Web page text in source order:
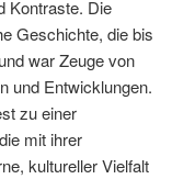
Kontraste. Die
Geschichte, die bis
war Zeuge von
und Entwicklungen.
zu einer
mit ihrer
kultureller Vielfalt